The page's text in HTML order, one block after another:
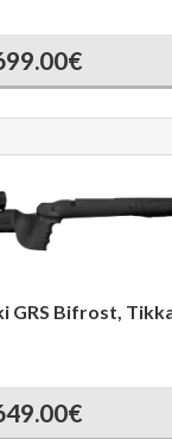
GRS Bifrost,